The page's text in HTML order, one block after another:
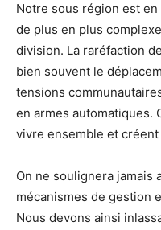
Notre sous région est
de plus en plus
division. La raréfaction
bien souvent le
tensions
en armes automatiques.
vivre ensemble et créent
On ne soulignera jamais
mécanismes de gestion
Nous devons ainsi